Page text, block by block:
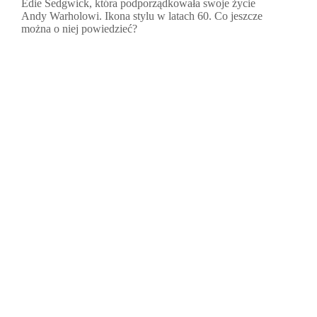
Edie Sedgwick, która podporządkowała swoje życie
Andy Warholowi. Ikona stylu w latach 60. Co jeszcze
można o niej powiedzieć?